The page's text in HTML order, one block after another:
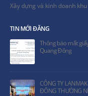
Xây dựng và kinh doanh
TIN MỚI ĐĂNG
hữu cổ phần của cổ đông Nguyễn
CÔNG ĐẠI HỘI ĐỒNG CỔ